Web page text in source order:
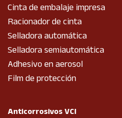
Cinta de embalaje impresa
Racionador de cinta
Selladora automática
Selladora semiautomática
Adhesivo en aerosol
Film de protección
Anticorrosivos VCI